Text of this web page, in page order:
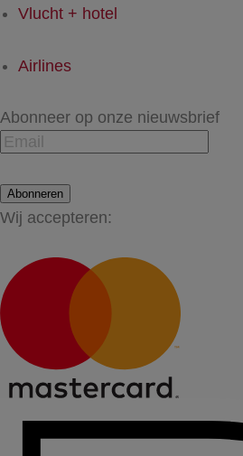
Vlucht + hotel
Airlines
Abonneer op onze nieuwsbrief
Abonneren
Wij accepteren: